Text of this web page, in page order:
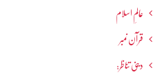
عالمِ اسلام
قرآن نمبر
دینی تناظر: